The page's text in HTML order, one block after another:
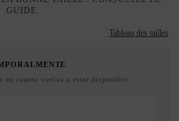
GUIDE.
Tableau des tailles
en cuanto vuelva a estar disponible.